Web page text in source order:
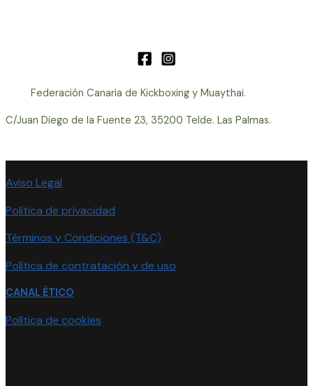
Federación Canaria de Kickboxing y Muaythai.
C/Juan Diego de la Fuente 23, 35200 Telde. Las Palmas.
Aviso Legal
Política de privacidad
Términos y Condiciones (T&C)
Política de contratación y de uso
CANAL ÉTICO
Política de cookies